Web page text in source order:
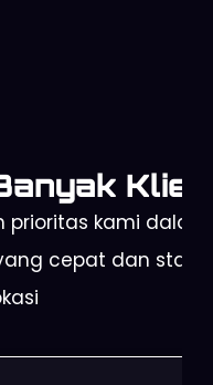
Klien
kami dalam
cepat dan stabil